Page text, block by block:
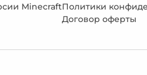
MinecraftПолитики
Договор оферты